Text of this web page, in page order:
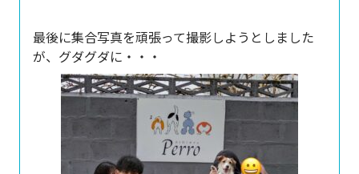
最後に集合写真を頑張って撮影しようとしました
が、グダグダに・・・